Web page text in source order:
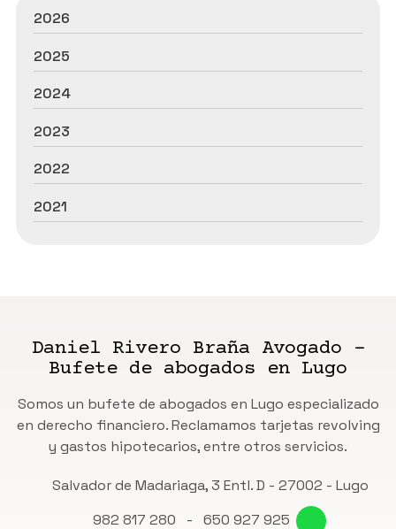
2026
2025
2024
2023
2022
2021
Daniel Rivero Braña Avogado -
Bufete de abogados en Lugo
Somos un bufete de abogados en Lugo especializado
en derecho financiero. Reclamamos tarjetas revolving
y gastos hipotecarios, entre otros servicios.
Salvador de Madariaga, 3 Entl. D - 27002 - Lugo
982 817 280
- 650 927 925